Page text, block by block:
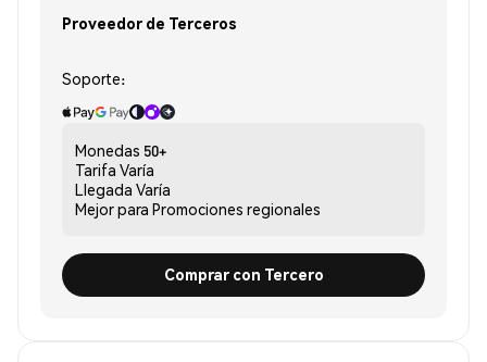
Proveedor de Terceros
Soporte:
Monedas 50+
Tarifa Varía
Llegada Varía
Mejor para Promociones regionales
Comprar con Tercero